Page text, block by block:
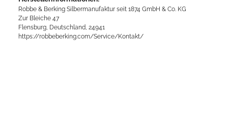
Robbe & Berking Silbermanufaktur seit 1874 GmbH & Co. KG
Zur Bleiche 47
Flensburg, Deutschland, 24941
https://robbeberking.com/Service/Kontakt/